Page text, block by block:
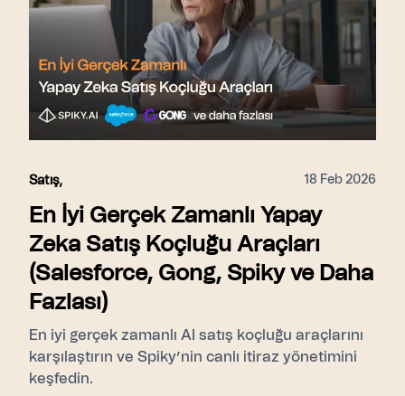
Satış, 18 Feb 2026
En İyi Gerçek Zamanlı Yapay
Zeka Satış Koçluğu Araçları
(Salesforce, Gong, Spiky ve Daha
Fazlası)
En iyi gerçek zamanlı AI satış koçluğu araçlarını
karşılaştırın ve Spiky’nin canlı itiraz yönetimini
keşfedin.